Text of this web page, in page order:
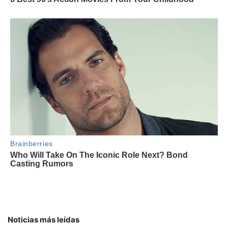
Noticias más leídas